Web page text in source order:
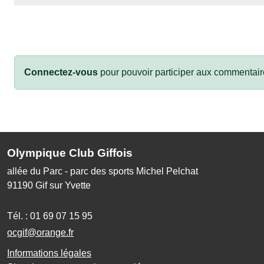
Connectez-vous pour pouvoir participer aux
Olympique Club Giffois
allée du Parc - parc des sports Michel Pelchat
91190 Gif sur Yvette
Tél. : 01 69 07 15 95
ocgif@orange.fr
Informations légales